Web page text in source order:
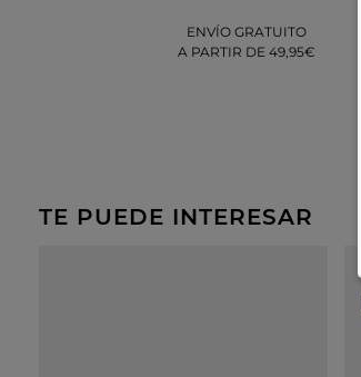
ENVÍO GRATUITO
A PARTIR DE 49,95€
TE PUEDE INTERESAR